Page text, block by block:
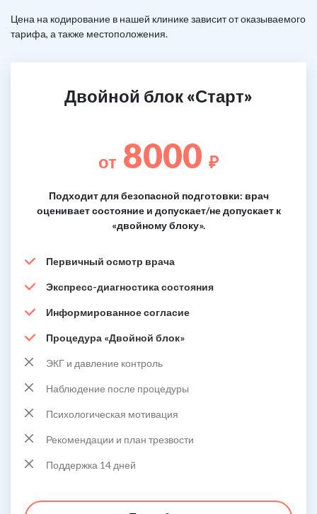
Цена на кодирование в нашей клинике зависит от оказываемого
тарифа, а также местоположения.
Двойной блок «Старт»
от 8000 ₽
Подходит для безопасной подготовки: врач
оценивает состояние и допускает/не допускает к
«двойному блоку».
Первичный осмотр врача
Экспресс-диагностика состояния
Информированное согласие
Процедура «Двойной блок»
ЭКГ и давление контроль
Наблюдение после процедуры
Психологическая мотивация
Рекомендации и план трезвости
Поддержка 14 дней